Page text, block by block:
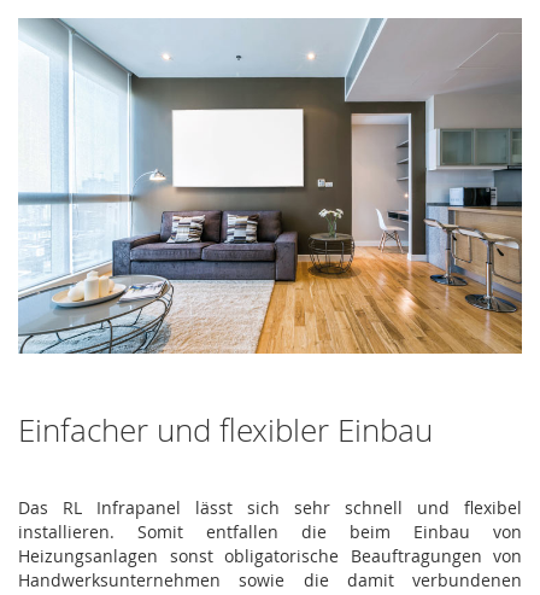
Einfacher und flexibler Einbau
Das RL Infrapanel lässt sich sehr schnell und flexibel
installieren. Somit entfallen die beim Einbau von
Heizungsanlagen sonst obligatorische Beauftragungen von
Handwerksunternehmen sowie die damit verbundenen